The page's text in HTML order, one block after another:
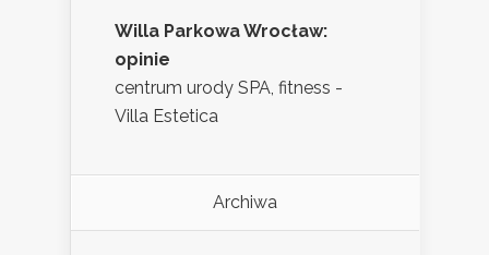
Willa Parkowa Wrocław:
opinie
centrum urody SPA, fitness -
Villa Estetica
Archiwa